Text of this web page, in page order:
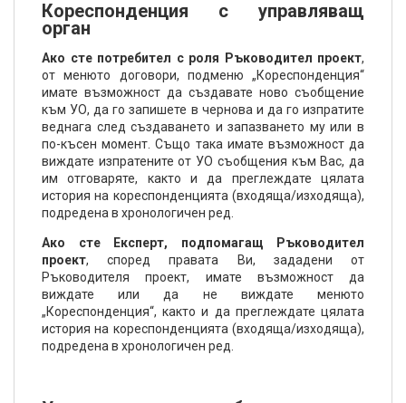
Кореспонденция с управляващ
орган
Ако сте потребител с роля Ръководител проект,
от менюто договори, подменю „Кореспонденция“
имате възможност да създавате ново съобщение
към УО, да го запишете в чернова и да го изпратите
веднага след създаването и запазването му или в
по-късен момент. Също така имате възможност да
виждате изпратените от УО съобщения към Вас, да
им отговаряте, както и да преглеждате цялата
история на кореспонденцията (входяща/изходяща),
подредена в хронологичен ред.
Ако сте Експерт, подпомагащ Ръководител
проект, според правата Ви, зададени от
Ръководителя проект, имате възможност да
виждате или да не виждате менюто
„Кореспонденция“, както и да преглеждате цялата
история на кореспонденцията (входяща/изходяща),
подредена в хронологичен ред.